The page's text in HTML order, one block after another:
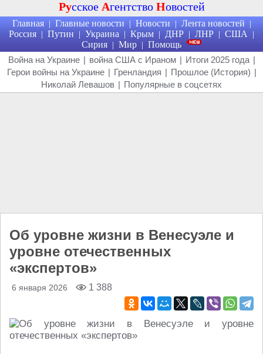
Русское Агентство Новостей
Главная | Главные новости | Новости | Лента новостей |
Россия | Путин | Украина | Крым | ДНР | ЛНР | США |
Сирия | Мир | Помощь
Война на Украине | война США с Ираном | Итоги 2025 года |
Герои войны на Украине | Гренландия | Прошлое (История) |
Николай Левашов | Популярные в соцсетях
Об уровне жизни в Венесуэле и
уровне отечественных
«экспертов»
6 января 2026 1 388